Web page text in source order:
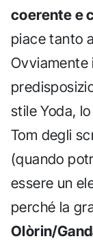
coerente e
piace tanto
Ovviamente
stile Yoda,
Tom degli
(quando
essere un
perché la
Olòrin/